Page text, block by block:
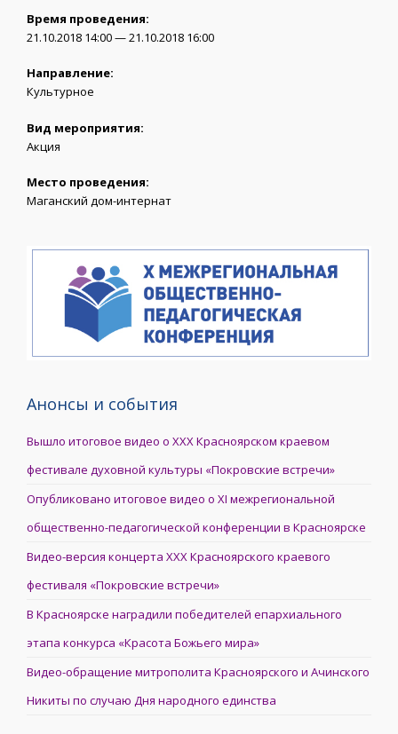
Время проведения:
21.10.2018 14:00 — 21.10.2018 16:00
Направление:
Культурное
Вид мероприятия:
Акция
Место проведения:
Маганский дом-интернат
Анонсы и события
Вышло итоговое видео о XXX Красноярском краевом
фестивале духовной культуры «Покровские встречи»
Опубликовано итоговое видео о XI межрегиональной
общественно-педагогической конференции в Красноярске
Видео-версия концерта XXX Красноярского краевого
фестиваля «Покровские встречи»
В Красноярске наградили победителей епархиального
этапа конкурса «Красота Божьего мира»
Видео-обращение митрополита Красноярского и Ачинского
Никиты по случаю Дня народного единства